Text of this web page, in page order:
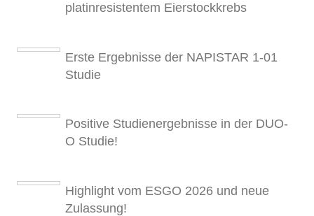
platinresistentem Eierstockkrebs
Erste Ergebnisse der NAPISTAR 1-01
Studie
Positive Studienergebnisse in der DUO-
O Studie!
Highlight vom ESGO 2026 und neue
Zulassung!